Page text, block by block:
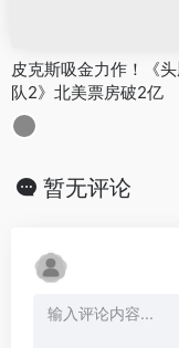
皮克斯吸金力作！《
队2》北美票房破2亿
暂无评论